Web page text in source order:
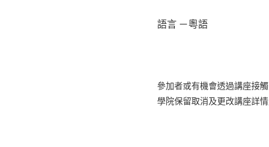
語言 －粵語
參加者或有機會透過講座接
學院保留取消及更改講座詳